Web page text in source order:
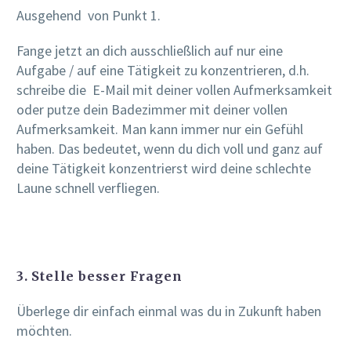
Ausgehend von Punkt 1.
Fange jetzt an dich ausschließlich auf nur eine
Aufgabe / auf eine Tätigkeit zu konzentrieren, d.h.
schreibe die E-Mail mit deiner vollen Aufmerksamkeit
oder putze dein Badezimmer mit deiner vollen
Aufmerksamkeit. Man kann immer nur ein Gefühl
haben. Das bedeutet, wenn du dich voll und ganz auf
deine Tätigkeit konzentrierst wird deine schlechte
Laune schnell verfliegen.
3. Stelle besser Fragen
Überlege dir einfach einmal was du in Zukunft haben
möchten.